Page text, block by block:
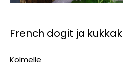
French dogit ja
Kolmelle